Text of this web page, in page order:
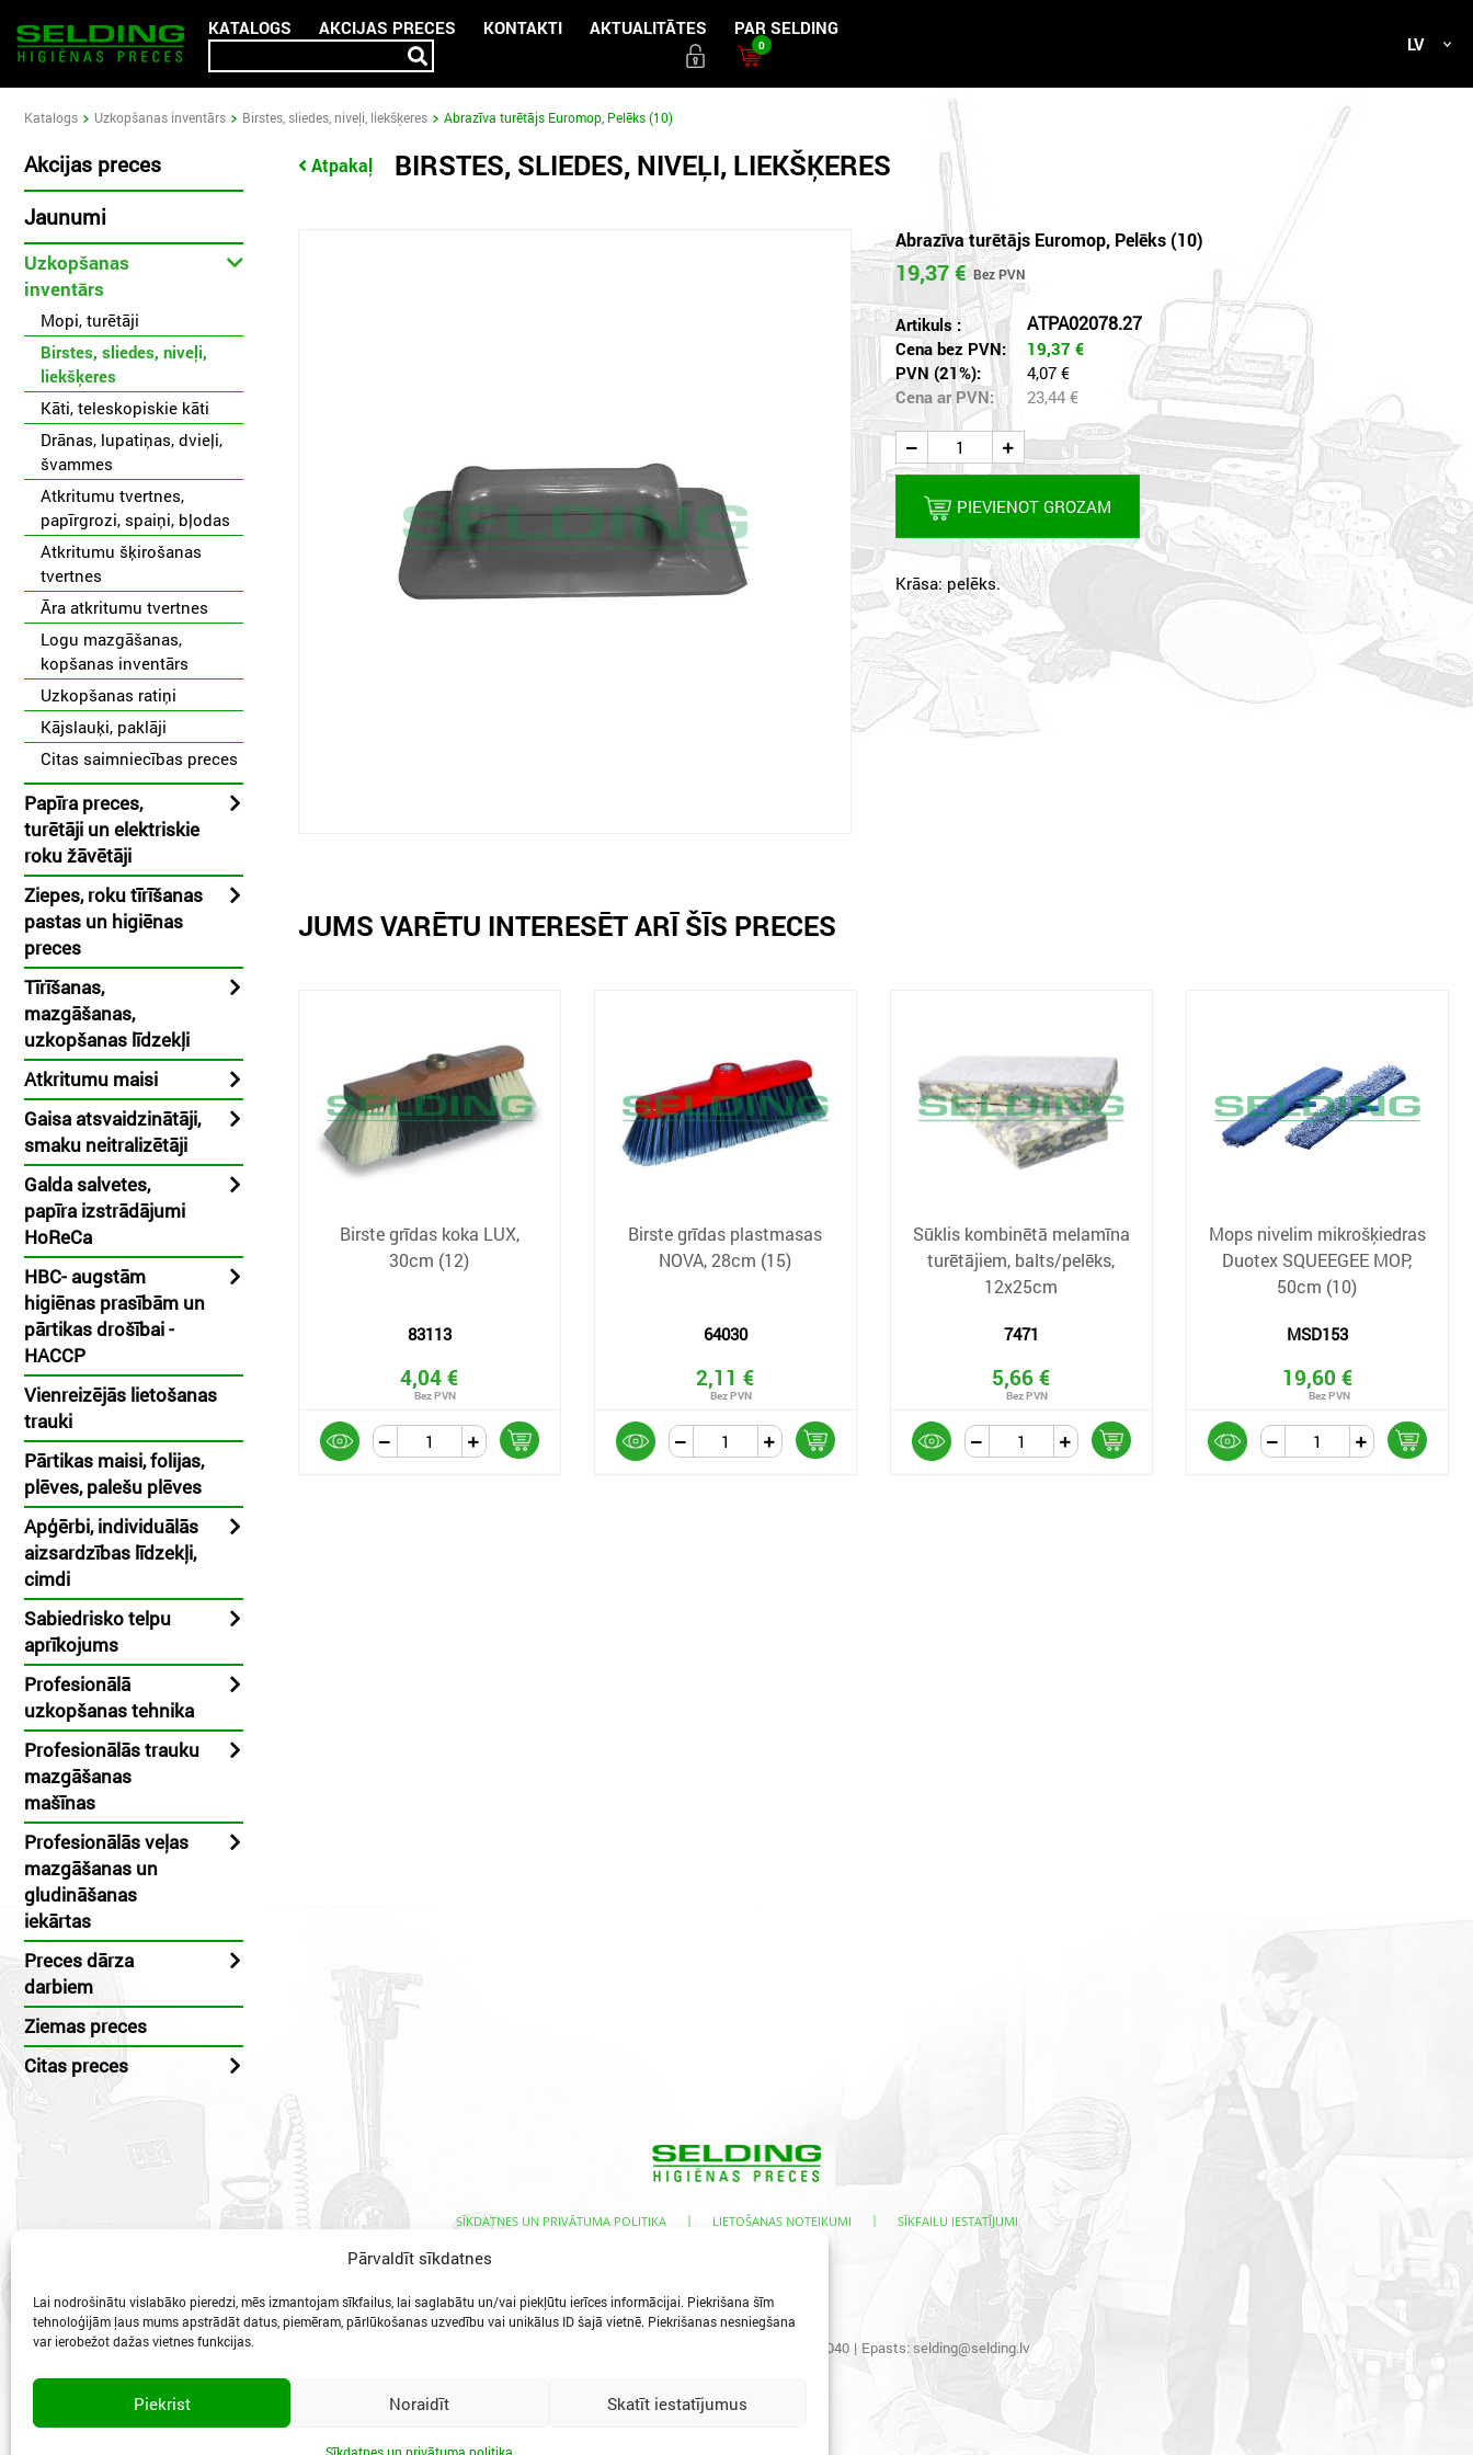
Pārvaldīt sīkdatnes
Lai nodrošinātu vislabāko pieredzi, mēs izmantojam sīkfailus, lai saglabātu un/vai piekļūtu ierīces informācijai. Piekrišana šīm
tehnoloģijām ļaus mums apstrādāt datus, piemēram, pārlūkošanas uzvedību vai unikālus ID šajā vietnē. Piekrišanas nesniegšana
var ierobežot dažas vietnes funkcijas.
Piekrist Noraidīt Skatīt iestatījumus
KATALOGS AKCIJAS PRECES KONTAKTI AKTUALITĀTES PAR SELDING
0 LV
Katalogs Uzkopšanas inventārs Birstes, sliedes, niveļi, liekšķeres Abrazīva turētājs Euromop, Pelēks (10)
Akcijas preces
Jaunumi
Uzkopšanas
inventārs
Mopi, turētāji
Birstes, sliedes, niveļi,
liekšķeres
Kāti, teleskopiskie kāti
Drānas, lupatiņas, dvieļi,
švammes
Atkritumu tvertnes,
papīrgrozi, spaiņi, bļodas
Atkritumu šķirošanas
tvertnes
Āra atkritumu tvertnes
Logu mazgāšanas,
kopšanas inventārs
Uzkopšanas ratiņi
Kājslauķi, paklāji
Citas saimniecības preces
Papīra preces,
turētāji un elektriskie
roku žāvētāji
Ziepes, roku tīrīšanas
pastas un higiēnas
preces
Tīrīšanas,
mazgāšanas,
uzkopšanas līdzekļi
Atkritumu maisi
Gaisa atsvaidzinātāji,
smaku neitralizētāji
Galda salvetes,
papīra izstrādājumi
HoReCa
HBC- augstām
higiēnas prasībām un
pārtikas drošībai -
HACCP
Vienreizējās lietošanas
trauki
Pārtikas maisi, folijas,
plēves, palešu plēves
Apģērbi, individuālās
aizsardzības līdzekļi,
cimdi
Sabiedrisko telpu
aprīkojums
Profesionālā
uzkopšanas tehnika
Profesionālās trauku
mazgāšanas
mašīnas
Profesionālās veļas
mazgāšanas un
gludināšanas
iekārtas
Preces dārza
darbiem
Ziemas preces
Citas preces
Atpakaļ BIRSTES, SLIEDES, NIVEĻI, LIEKŠĶERES
Abrazīva turētājs Euromop, Pelēks (10)
19,37 €
Artikuls : ATPA02078.27
Cena bez PVN: 19,37 €
PVN (21%):
4,07 €
Cena ar PVN:
23,44 €
PIEVIENOT GROZAM
Krāsa: pelēks.
JUMS VARĒTU INTERESĒT ARĪ ŠĪS PRECES
Birste grīdas koka LUX,
30cm (12)
83113
4,04 €
Birste grīdas plastmasas
NOVA, 28cm (15)
64030
2,11 €
Sūklis kombinētā melamīna
turētājiem, balts/pelēks,
12x25cm
7471
5,66 €
Mops nivelim mikrošķiedras
Duotex SQUEEGEE MOP,
50cm (10)
MSD153
19,60 €
SĪKDATNES UN PRIVĀTUMA POLITIKA | LIETOŠANAS NOTEIKUMI | SĪKFAILU IESTATĪJUMI
29400040 | Epasts: selding@selding.lv